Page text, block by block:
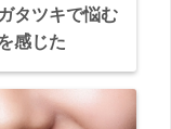
タツキで悩む
感じた